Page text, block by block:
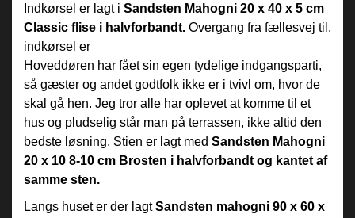
Indkørsel er lagt i Sandsten Mahogni 20 x 40 x 5 cm
Classic flise i halvforbandt. Overgang fra fællesvej til.
indkørsel er
Hoveddøren har fået sin egen tydelige indgangsparti,
så gæster og andet godtfolk ikke er i tvivl om, hvor de
skal gå hen. Jeg tror alle har oplevet at komme til et
hus og pludselig står man på terrassen, ikke altid den
bedste løsning. Stien er lagt med Sandsten Mahogni
20 x 10 8-10 cm Brosten i halvforbandt og kantet af
samme sten.
Langs huset er der lagtSandsten mahogni 90 x 60 x